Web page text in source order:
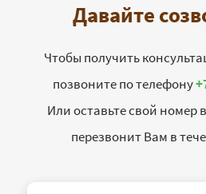
Давайте
Чтобы получить
позвоните по телефону
Или оставьте свой номер
перезвонит Вам в